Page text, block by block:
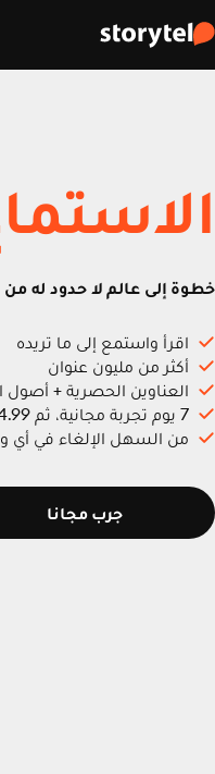
خطوة إلى عالم لا حدود له
اقرأ واستمع إلى ما تريده
أكثر من مليون عنوان
العناوين الحصرية + أصول
7 يوم تجربة مجانية، ثم 34.99 ريال يورو في الشهر
من السهل الإلغاء في أي
جرب مجانا